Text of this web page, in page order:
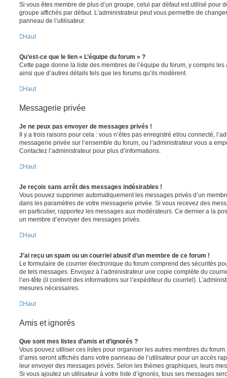
Si vous êtes membre de plus d’un groupe, celui par défaut est utilisé pour
groupe affichés par défaut. L’administrateur peut vous permettre de
panneau de l’utilisateur.
Haut
Qu’est-ce que le lien « L’équipe du forum » ?
Cette page donne la liste des membres de l’équipe du forum, y compris
ainsi que d’autres détails tels que les forums qu’ils modèrent.
Haut
Messagerie privée
Je ne peux pas envoyer de messages privés !
Il y a trois raisons pour cela : vous n’êtes pas enregistré et/ou connecté,
messagerie privée sur l’ensemble du forum, ou l’administrateur vous a
Contactez l’administrateur pour plus d’informations.
Haut
Je reçois sans arrêt des messages indésirables !
Vous pouvez supprimer automatiquement les messages privés d’un
dans les paramètres de votre messagerie privée. Si vous recevez des
en particulier, rapportez les messages aux modérateurs. Ce dernier a la
un membre d’envoyer des messages privés.
Haut
J’ai reçu un spam ou un courriel abusif d’un membre de ce forum !
Le formulaire de courrier électronique du forum comprend des sécurités
de tels messages. Envoyez à l’administrateur une copie complète du
l’en-tête (il contient des informations sur l’expéditeur du courriel).
mesures nécessaires.
Haut
Amis et ignorés
Que sont mes listes d’amis et d’ignorés ?
Vous pouvez utiliser ces listes pour organiser les autres membres du
d’amis seront affichés dans votre panneau de l’utilisateur pour un accès
leur envoyer des messages privés. Selon les thèmes graphiques, leurs
Si vous ajoutez un utilisateur à votre liste d’ignorés, tous ses messages